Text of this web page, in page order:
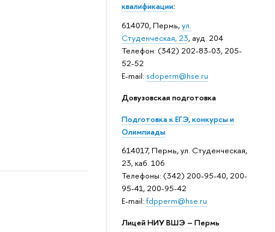
квалификации:
614070, Пермь,ул.
Студенческая, 23, ауд. 204
Телефон: (342) 202-83-03, 205-
52-52
E-mail: sdoperm@hse.ru
Довузовская подготовка
Подготовка к ЕГЭ, конкурсы и
Олимпиады
614017, Пермь, ул. Студенческая,
23, каб. 106
Телефоны: (342) 200-95-40, 200-
95-41, 200-95-42
E-mail: fdpperm@hse.ru
Лицей НИУ ВШЭ – Пермь